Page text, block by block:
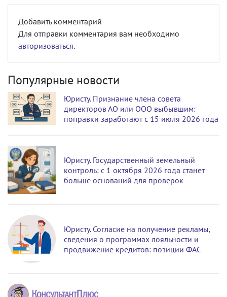
Добавить комментарий
Для отправки комментария вам необходимо
авторизоваться.
Популярные новости
Юристу. Признание члена совета
директоров АО или ООО выбывшим:
поправки заработают с 15 июля 2026 года
Юристу. Государственный земельный
контроль: с 1 октября 2026 года станет
больше оснований для проверок
Юристу. Согласие на получение рекламы,
сведения о программах лояльности и
продвижение кредитов: позиции ФАС